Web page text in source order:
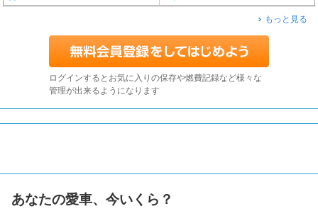
もっと見る
ログインするとお気に入りの保存や燃費記録など様々な
管理が出来るようになります
あなたの愛車、今いくら？